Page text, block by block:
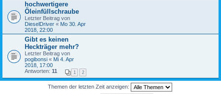
hochwertigere
Öleinfüllschraube
Letzter Beitrag von
DieselDriver « Mo 30. Apr
2018, 22:00
Gibt es keinen
Heckträger mehr?
Letzter Beitrag von
pogibonsi « Mi 4. Apr
2018, 17:00
Antworten: 11 1 2
Themen der letzten Zeit anzeigen: